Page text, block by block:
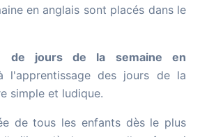
en anglais sont placés dans le
de jours de la semaine en
l'apprentissage des jours de la
simple et ludique.
de tous les enfants dès le plus